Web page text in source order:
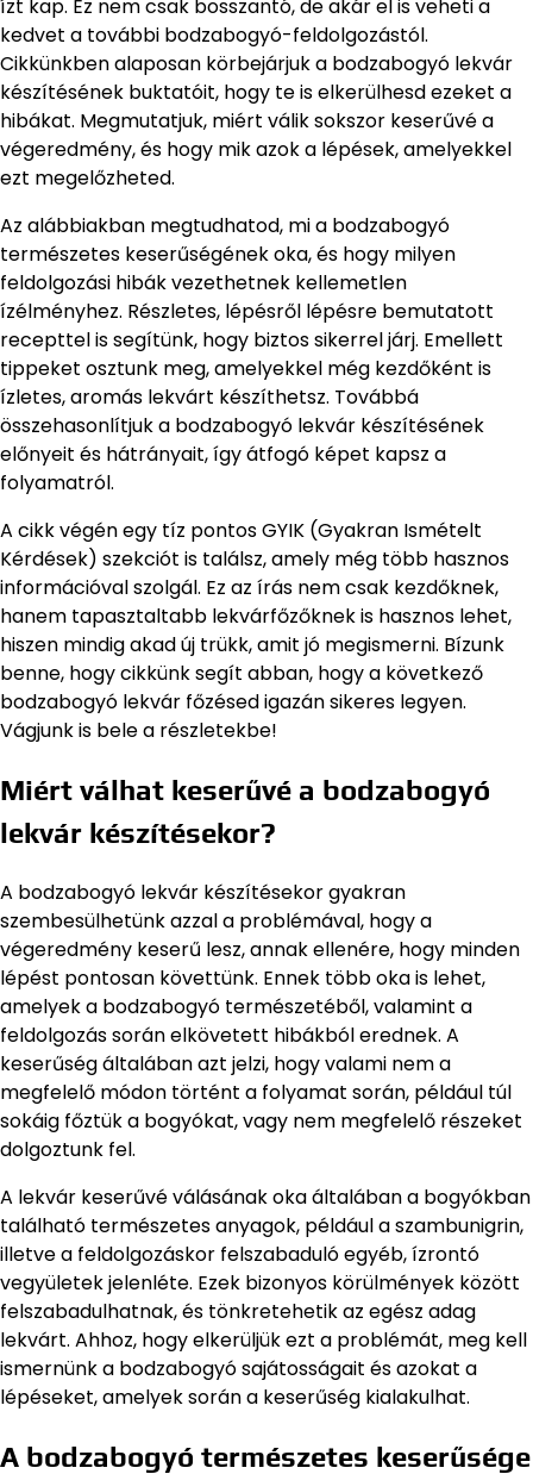
ízt kap. Ez nem csak bosszantó, de akár el is veheti a
kedvet a további bodzabogyó-feldolgozástól.
Cikkünkben alaposan körbejárjuk a bodzabogyó lekvár
készítésének buktatóit, hogy te is elkerülhesd ezeket a
hibákat. Megmutatjuk, miért válik sokszor keserűvé a
végeredmény, és hogy mik azok a lépések, amelyekkel
ezt megelőzheted.
Az alábbiakban megtudhatod, mi a bodzabogyó
természetes keserűségének oka, és hogy milyen
feldolgozási hibák vezethetnek kellemetlen
ízélményhez. Részletes, lépésről lépésre bemutatott
recepttel is segítünk, hogy biztos sikerrel járj. Emellett
tippeket osztunk meg, amelyekkel még kezdőként is
ízletes, aromás lekvárt készíthetsz. Továbbá
összehasonlítjuk a bodzabogyó lekvár készítésének
előnyeit és hátrányait, így átfogó képet kapsz a
folyamatról.
A cikk végén egy tíz pontos GYIK (Gyakran Ismételt
Kérdések) szekciót is találsz, amely még több hasznos
információval szolgál. Ez az írás nem csak kezdőknek,
hanem tapasztaltabb lekvárfőzőknek is hasznos lehet,
hiszen mindig akad új trükk, amit jó megismerni. Bízunk
benne, hogy cikkünk segít abban, hogy a következő
bodzabogyó lekvár főzésed igazán sikeres legyen.
Vágjunk is bele a részletekbe!
Miért válhat keserűvé a bodzabogyó
lekvár készítésekor?
A bodzabogyó lekvár készítésekor gyakran
szembesülhetünk azzal a problémával, hogy a
végeredmény keserű lesz, annak ellenére, hogy minden
lépést pontosan követtünk. Ennek több oka is lehet,
amelyek a bodzabogyó természetéből, valamint a
feldolgozás során elkövetett hibákból erednek. A
keserűség általában azt jelzi, hogy valami nem a
megfelelő módon történt a folyamat során, például túl
sokáig főztük a bogyókat, vagy nem megfelelő részeket
dolgoztunk fel.
A lekvár keserűvé válásának oka általában a bogyókban
található természetes anyagok, például a szambunigrin,
illetve a feldolgozáskor felszabaduló egyéb, ízrontó
vegyületek jelenléte. Ezek bizonyos körülmények között
felszabadulhatnak, és tönkretehetik az egész adag
lekvárt. Ahhoz, hogy elkerüljük ezt a problémát, meg kell
ismernünk a bodzabogyó sajátosságait és azokat a
lépéseket, amelyek során a keserűség kialakulhat.
A bodzabogyó természetes keserűsége